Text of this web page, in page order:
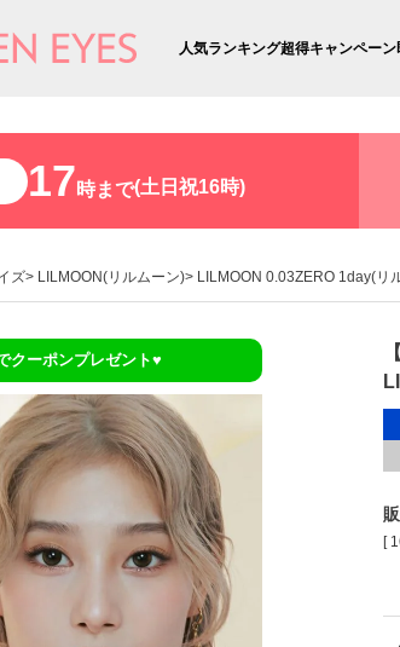
人気ランキング超得キャンペーン
17時まで(土日祝16時)
ズ LILMOON(リルムーン) LILMOON 0.03ZERO 1day(リ
クーポンプレゼント♥
[